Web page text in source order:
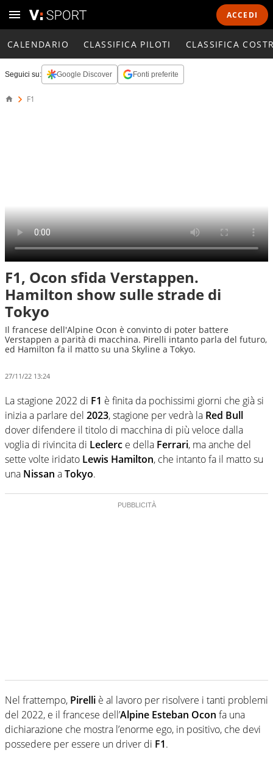
ACCEDI
CALENDARIO CLASSIFICA PILOTI CLASSIFICA
Seguici su: Google Discover Fonti preferite
F1
F1, Ocon sfida Verstappen.
Hamilton show sulle strade di
Tokyo
Il francese dell'Alpine Ocon è convinto di poter battere
Verstappen a parità di macchina. Pirelli intanto parla del futuro,
ed Hamilton fa il matto su una Skyline a Tokyo.
27/11/22 13:24
La stagione 2022 di F1 è finita da pochissimi giorni che già si
inizia a parlare del 2023, stagione per vedrà la Red Bull
dover difendere il titolo di macchina di più veloce dalla
voglia di rivincita di Leclerc e della Ferrari, ma anche del
sette volte iridato Lewis Hamilton, che intanto fa il matto su
una Nissan aTokyo.
Nel frattempo, Pirelli è al lavoro per risolvere i tanti problemi
del 2022, e il francese dell’Alpine Esteban Ocon fa una
dichiarazione che mostra l’enorme ego, in positivo, che devi
possedere per essere un driver di F1.